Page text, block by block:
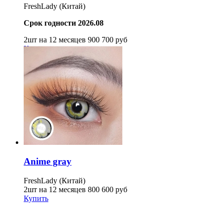
FreshLady (Китай)
Срок годности 2026.08
2шт на 12 месяцев 900 700 руб
Купить
Anime gray
FreshLady (Китай)
2шт на 12 месяцев 800 600 руб
Купить